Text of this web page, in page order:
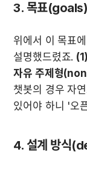
3. 목표(goals)
위에서 이 목표
설명했드렸죠.
자유 주제형
챗봇의 경우 자
있어야 하니 '오
4. 설계 방식